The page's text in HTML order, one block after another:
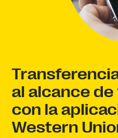
al alcance
con la
Western